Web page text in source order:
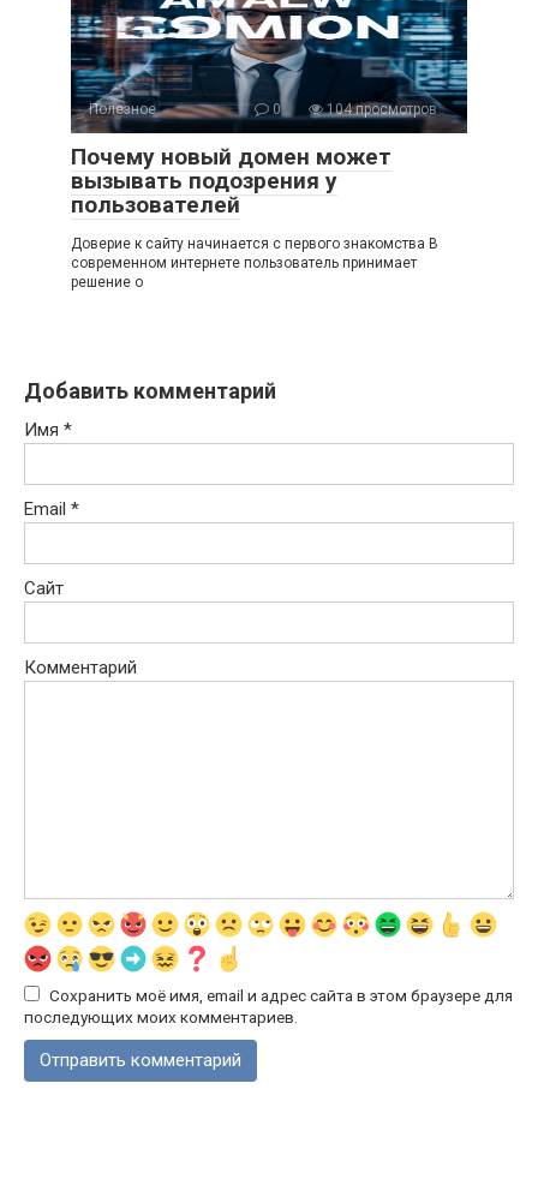
Полезное 0 104 просмотров
Почему новый домен может
вызывать подозрения у
пользователей
Доверие к сайту начинается с первого знакомства В
современном интернете пользователь принимает
решение о
Добавить комментарий
Имя *
Email *
Сайт
Комментарий
Сохранить моё имя, email и адрес сайта в этом браузере для
последующих моих комментариев.